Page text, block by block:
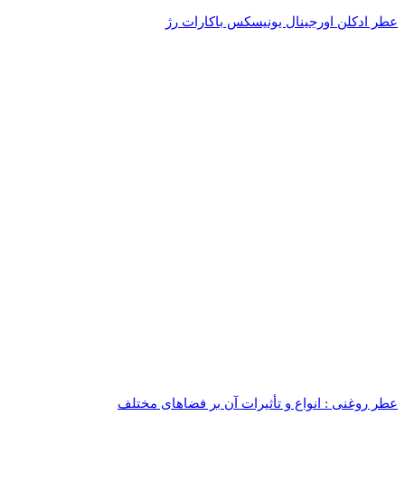
عطر ادکلن اورجینال یونیسکس باکارات رژ
عطر روغنی : انواع و تأثیرات آن بر فضاهای مختلف